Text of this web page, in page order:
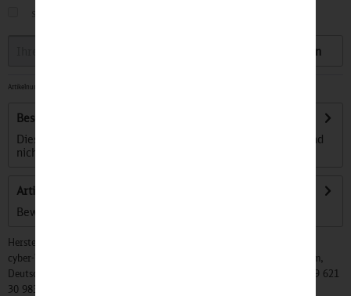
Speichern
Artikelnummer:
Beschreibung
Diese mit größter Sorgfalt in Polen hergestellten Socken sind
nicht nur stilvoll, sondern...
Artikel bewerten
Bewertungen lesen, schreiben und diskutieren...
Hersteller:
cyber-Wear Heidelberg GmbH, Elsa-Brändström-Str. 4, 68229 Mannheim,
Deutschland, Info@mycybergroup.com, https://mycybergroup.com, +49 621
30 983 0